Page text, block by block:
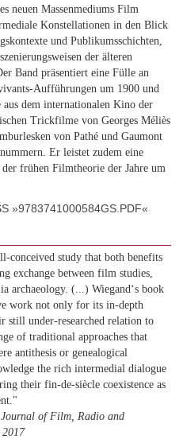
neuen Massenmediums Film
Konstellationen in den Blick
und Publikumsschichten,
der älteren
Band präsentiert eine Fülle an
Aufführungen um 1900 und
dem internationalen Kino der
Trickfilme von Georges Méliès
von Pathé und Gaumont
Er leistet zudem eine
frühen Filmtheorie der Jahre um
»9783741000584GS.PDF«
conceived study that both benefits
exchange between film studies,
archaeology. (...) Wiegand‘s book
work not only for its in-depth
still under-researched relation to
of traditional approaches that
antithesis or genealogical
the rich intermedial dialogue
their fin-de-siècle coexistence as
of Film, Radio and
2017